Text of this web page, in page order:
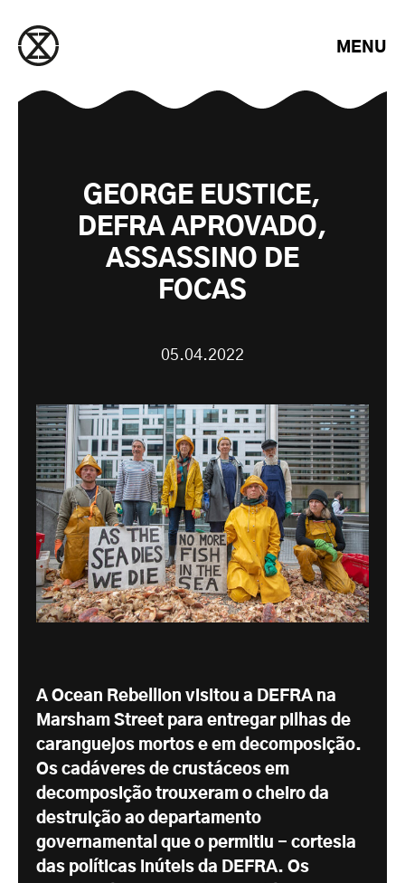
MENU
GEORGE EUSTICE,
DEFRA APROVADO,
ASSASSINO DE
FOCAS
05.04.2022
A Ocean Rebellion visitou a DEFRA na
Marsham Street para entregar pilhas de
caranguejos mortos e em decomposição.
Os cadáveres de crustáceos em
decomposição trouxeram o cheiro da
destruição ao departamento
governamental que o permitiu - cortesia
das políticas inúteis da DEFRA. Os